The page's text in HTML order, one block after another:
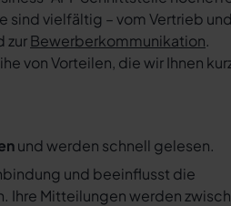
sind vielfältig – vom Vertrieb und
zurBewerberkommunikation.
von Vorteilen, die wir Ihnen
und werden schnell gelesen.
und beeinflusst die
Ihre Mitteilungen werden